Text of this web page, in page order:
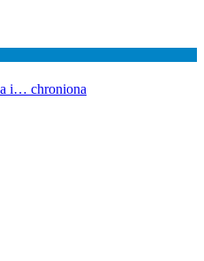
i… chroniona